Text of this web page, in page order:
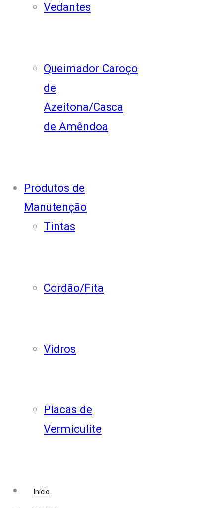
Vedantes
Queimador Caroço
de
Azeitona/Casca
de Amêndoa
Produtos de
Manutenção
Tintas
Cordão/Fita
Vidros
Placas de
Vermiculite
Início